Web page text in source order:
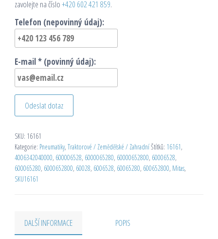
zavolejte na číslo+420 602 421 859.
Telefon (nepovinný údaj):
E-mail * (povinný údaj):
Odeslat dotaz
SKU: 16161
Kategorie: Pneumatiky, Traktorové / Zemědělské / ZahradníŠtítků: 16161,
4006342040000, 600006528, 6000065280, 60000652800, 60006528,
600065280, 6000652800, 60028, 6006528, 60065280, 600652800, Mitas,
SKU16161
DALŠÍ INFORMACE POPIS